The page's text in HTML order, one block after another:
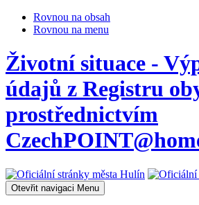
Rovnou na obsah
Rovnou na menu
Životní situace -
údajů z Registru
prostřednictvím
Otevřit navigaci Menu